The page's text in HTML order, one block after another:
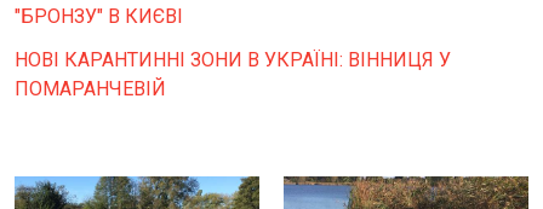
"БРОНЗУ" В КИЄВІ
НОВІ КАРАНТИННІ ЗОНИ В УКРАЇНІ: ВІННИЦЯ У
ПОМАРАНЧЕВІЙ